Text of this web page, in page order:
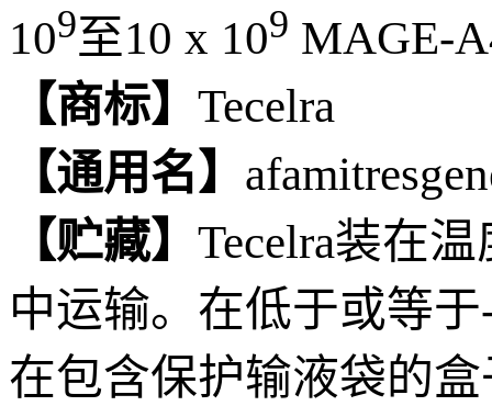
109至10 x 109 MAGE-
【商标】 Tecelra
【通用名】
【贮藏】 Tecelra装在
中运输。在低于或等于
在包含保护输液袋的